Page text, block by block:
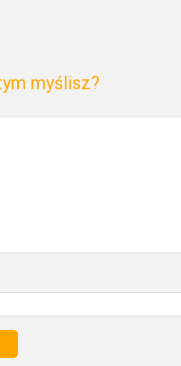
myślisz?